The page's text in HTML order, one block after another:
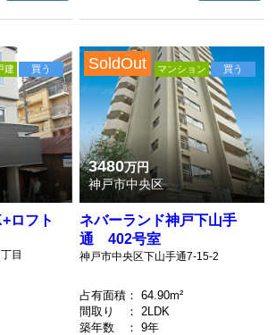
買う
建
ロフト
目
3480万円
神戸市中央区
買う
マンション
SoldOut
ネバーランド神戸下山手
通 402号室
神戸市中央区下山手通7-15-2
占有面積 ： 64.90m²
間取り
： 2LDK
築年数
： 9年